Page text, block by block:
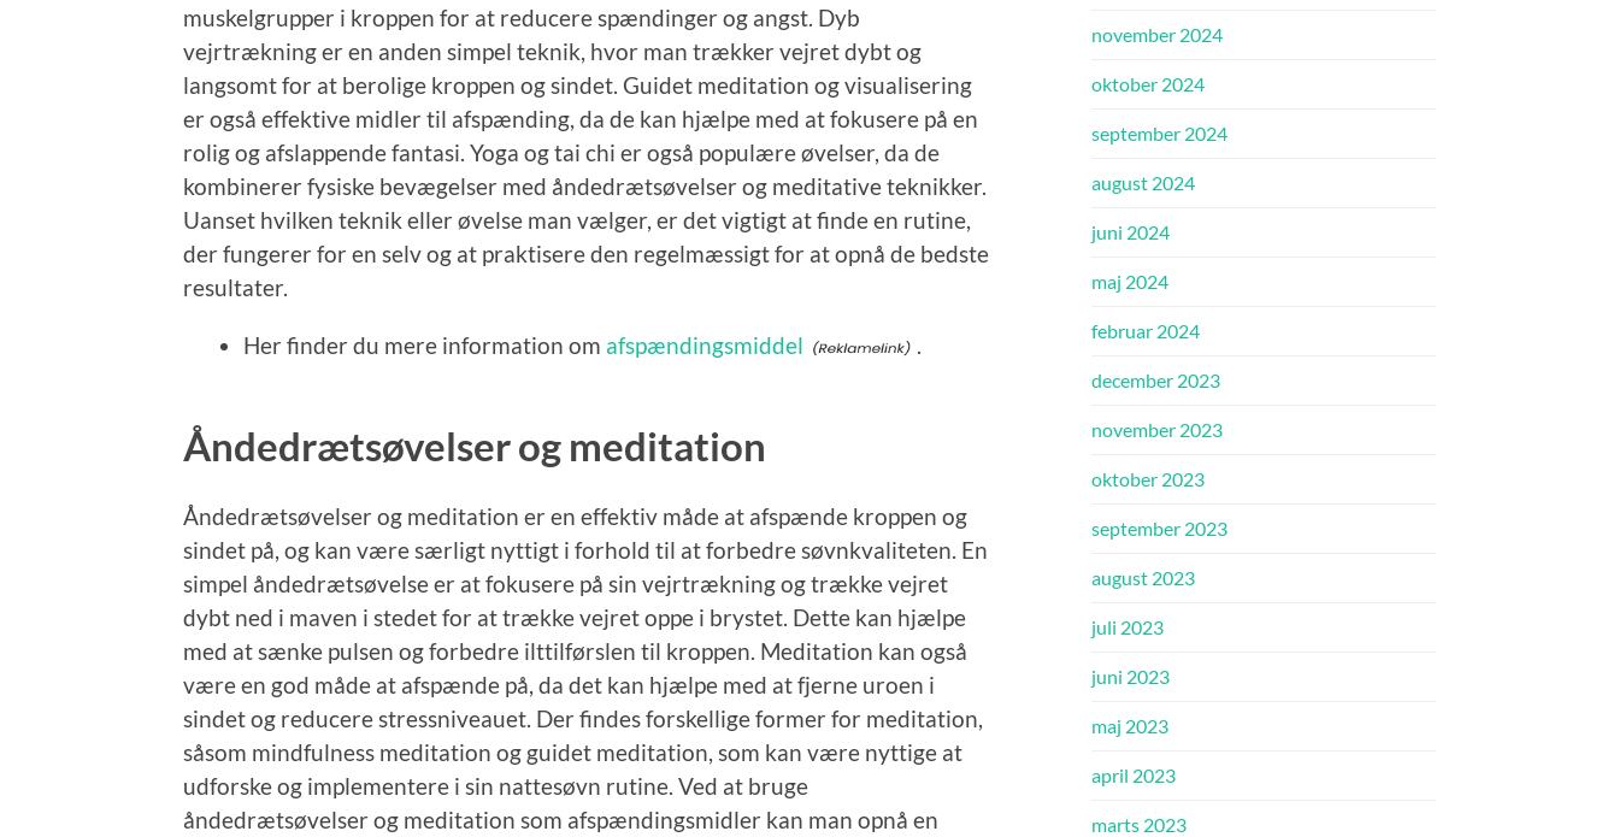
muskelgrupper i kroppen for at reducere spændinger og angst. Dyb
vejrtrækning er en anden simpel teknik, hvor man trækker vejret dybt og
langsomt for at berolige kroppen og sindet. Guidet meditation og visualisering
er også effektive midler til afspænding, da de kan hjælpe med at fokusere på en
rolig og afslappende fantasi. Yoga og tai chi er også populære øvelser, da de
kombinerer fysiske bevægelser med åndedrætsøvelser og meditative teknikker.
Uanset hvilken teknik eller øvelse man vælger, er det vigtigt at finde en rutine,
der fungerer for en selv og at praktisere den regelmæssigt for at opnå de bedste
resultater.
Her finder du mere information om afspændingsmiddel .
Åndedrætsøvelser og meditation
Åndedrætsøvelser og meditation er en effektiv måde at afspænde kroppen og
sindet på, og kan være særligt nyttigt i forhold til at forbedre søvnkvaliteten. En
simpel åndedrætsøvelse er at fokusere på sin vejrtrækning og trække vejret
dybt ned i maven i stedet for at trække vejret oppe i brystet. Dette kan hjælpe
med at sænke pulsen og forbedre ilttilførslen til kroppen. Meditation kan også
være en god måde at afspænde på, da det kan hjælpe med at fjerne uroen i
sindet og reducere stressniveauet. Der findes forskellige former for meditation,
såsom mindfulness meditation og guidet meditation, som kan være nyttige at
udforske og implementere i sin nattesøvn rutine. Ved at bruge
åndedrætsøvelser og meditation som afspændingsmidler kan man opnå en
november 2024
oktober 2024
september 2024
august 2024
juni 2024
maj 2024
februar 2024
december 2023
november 2023
oktober 2023
september 2023
august 2023
juli 2023
juni 2023
maj 2023
april 2023
marts 2023